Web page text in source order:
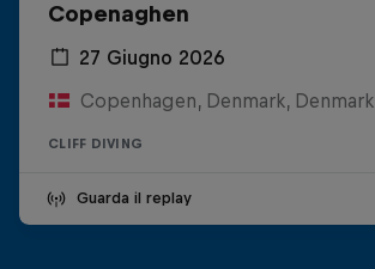
Copenaghen
27 Giugno 2026
Copenhagen, Denmark, Denmark
CLIFF DIVING
Guarda il replay